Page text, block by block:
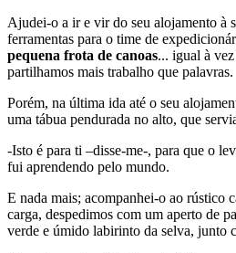
Ajudei-o a ir e vir do seu alojamento à
ferramentas para o time de
pequena frota de canoas... igual à
partilhamos mais trabalho que palavras.
Porém, na última ida até o seu
uma tábua pendurada no alto, que
-Isto é para ti –disse-me-, para que o
fui aprendendo pelo mundo.
E nada mais; acompanhei-o ao rústico
carga, despedimos com um aperto de
verde e úmido labirinto da selva, junto